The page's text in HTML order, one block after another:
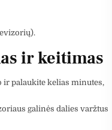
ir keitimas
palaukite kelias minutes,
galinės dalies varžtus